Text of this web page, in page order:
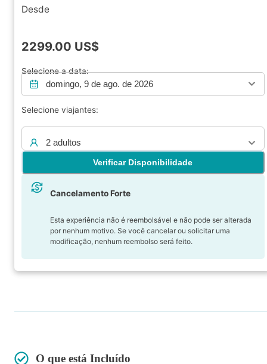
Desde
2299.00 US$
Selecione a data:
domingo, 9 de ago. de 2026
Selecione viajantes:
2 adultos
Verificar Disponibilidade
Cancelamento Forte
Esta experiência não é reembolsável e não pode ser alterada
por nenhum motivo. Se você cancelar ou solicitar uma
modificação, nenhum reembolso será feito.
O que está Incluído